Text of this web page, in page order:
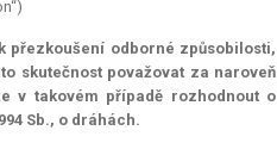
odborné způsobilosti,
skutečnost považovat za naroveň
v takovém případě rozhodnout o
Sb., o dráhách.